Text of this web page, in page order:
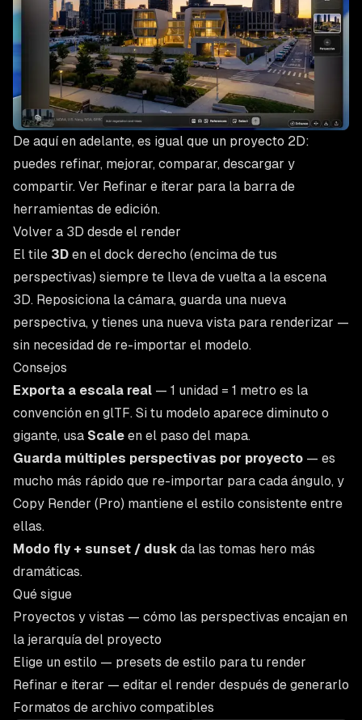
De aquí en adelante, es igual que un proyecto 2D:
puedes refinar, mejorar, comparar, descargar y
compartir. Ver Refinar e iterar para la barra de
herramientas de edición.
Volver a 3D desde el render
El tile 3D en el dock derecho (encima de tus
perspectivas) siempre te lleva de vuelta a la escena
3D. Reposiciona la cámara, guarda una nueva
perspectiva, y tienes una nueva vista para renderizar —
sin necesidad de re-importar el modelo.
Consejos
Exporta a escala real — 1 unidad = 1 metro es la
convención en glTF. Si tu modelo aparece diminuto o
gigante, usa Scale en el paso del mapa.
Guarda múltiples perspectivas por proyecto — es
mucho más rápido que re-importar para cada ángulo, y
Copy Render (Pro) mantiene el estilo consistente entre
ellas.
Modo fly + sunset / dusk da las tomas hero más
dramáticas.
Qué sigue
Proyectos y vistas — cómo las perspectivas encajan en
la jerarquía del proyecto
Elige un estilo — presets de estilo para tu render
Refinar e iterar — editar el render después de generarlo
Formatos de archivo compatibles